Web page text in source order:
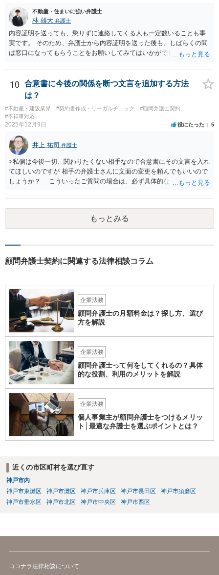
では、特に、顧問契約書において、相談件数、相談方法、回答範囲、
個別受任に進む場合の扱いなどを明確に定めておく必要が大きいと考
えられます。
不動産・住まいに強い弁護士
林 雄大 弁護士
内容証明を送っても、懲りずに連絡してくる人も一定数いることも事
実です。 そのため、弁護士から内容証明を送った後も、しばらくの間
は窓口になってもらうことをお願いしてみてはいかがでしょうか。 そ
口（弁護士に）言ってください」とだけお伝えし、それ以外には一切
応じないという姿勢をとることができるため、スタッフの方の負担軽
減を図れると思います。 大変な状況かと思いますが、ご参考になりま
したら幸いです。
10
合意書に今後の関係を断つ文言を追加する方法
は？
#不動産・建設業界 #契約書作成・リーガルチェック
#顧問弁護士契約
#不祥事対応
2025年12月9日 役にたった 5
井上 祐司 弁護士
>私側は今後一切、関わりたくない相手なので合意書にその文言を入れ
てほしいのですが 相手の弁護士さんに文面の変更を頼んでもいいので
しょうか？ こういったご質問の場合は、必ず具体的な合意書案をも
には、ご質問のような懸念を払しょくするために、 「甲及び乙は，本
示談書に記載するもののほか，甲と乙の間には何らの債権債務が存し
ないことを相互に確認する。」 という清算条項を入れることが一般的
です。 以上に加え、「本件については，当事者協議の結果，上記示
議，請求の申立をしないことを誓約する。」という条項を入れること
し、予測できない後発的損害については示談後であっても請求できる
ので、上記の清算条項のみの場合がほとんどです。
もっとみる
顧問弁護士契約に関連する法律相談コラム
企業法務
顧問弁護士の月額料金は？探し方、選び
方を解説
企業法務
顧問弁護士って何をしてくれるの？具体
的な役割、利用のメリットを解説
企業法務
個人事業主が顧問弁護士をつけるメリッ
ト│最適な弁護士を選ぶポイントとは？
近くの市区町村を選び直す
神戸市内
神戸市東灘区
神戸市灘区 神戸市兵庫区 神戸市長田区
神戸市須磨区
神戸市垂水区
神戸市北区 神戸市中央区 神戸市西区
ココナラ法律相談について